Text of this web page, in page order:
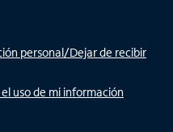
personal/Dejar de recibir
uso de mi información